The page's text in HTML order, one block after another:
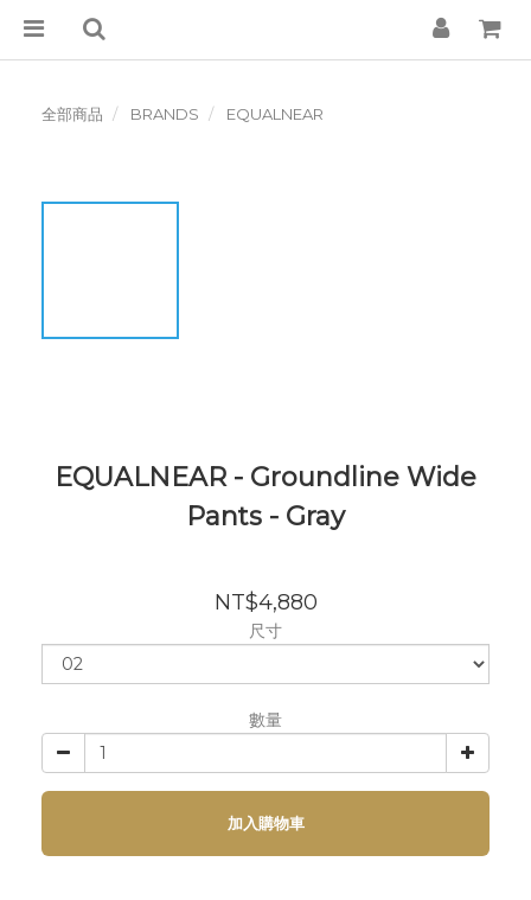
全部商品 BRANDS EQUALNEAR
EQUALNEAR - Groundline Wide
Pants - Gray
NT$4,880
尺寸
數量
加入購物車